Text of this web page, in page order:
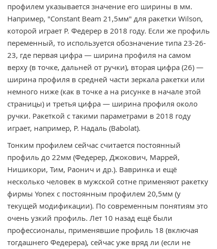
профилем указывается значение его ширины в мм.
Например, "Constant Beam 21,5мм" для ракетки Wilson,
которой играет Р. Федерер в 2018 году. Если же профиль
переменный, то используется обозначение типа 23-26-
23, где первая цифра — ширина профиля на самом
верху (в точке, дальней от ручки), вторая цифра (26) —
ширина профиля в средней части зеркала ракетки или
немного ниже (как в точке а на рисунке в начале этой
страницы) и третья цифра — ширина профиля около
ручки. Ракеткой с такими параметрами в 2018 году
играет, например, Р. Надаль (Babolat).
Тонким профилем сейчас считается постоянный
профиль до 22мм (Федерер, Джокович, Маррей,
Нишикори, Тим, Раонич и др.). Вавринка и ещё
несколько человек в мужской сотне применяют ракетку
фирмы Yonex с постоянным профилем 20,5мм (у
текущей модификации). По современным понятиям это
очень узкий профиль. Лет 10 назад ещё были
профессионалы, применявшие профиль 18 (включая
тогдашнего Федерера), сейчас уже вряд ли (если не